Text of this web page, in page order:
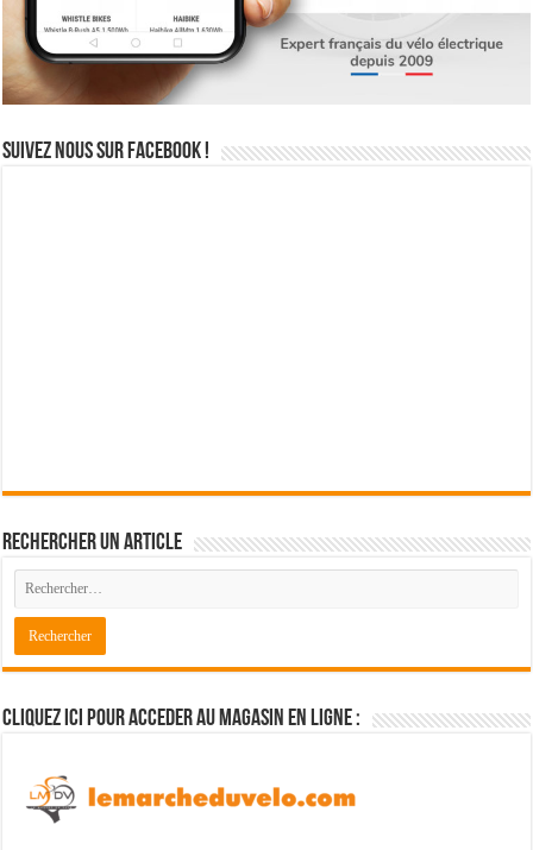
Suivez nous sur Facebook !
Rechercher un article
Cliquez ici pour acceder au magasin en ligne :